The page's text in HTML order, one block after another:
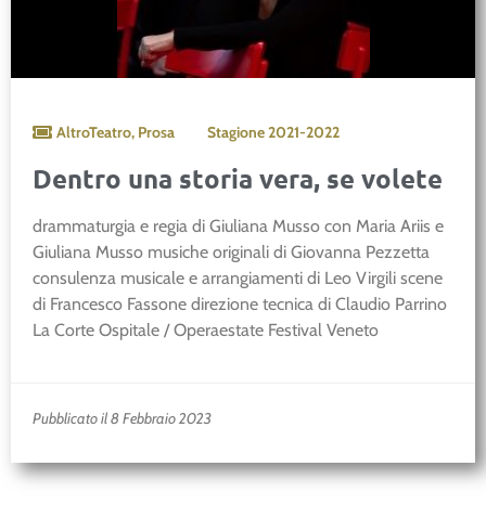
AltroTeatro, Prosa Stagione2021-2022
Dentro una storia vera, se volete
drammaturgia e regia di Giuliana Musso con Maria Ariis e
Giuliana Musso musiche originali di Giovanna Pezzetta
consulenza musicale e arrangiamenti di Leo Virgili scene
di Francesco Fassone direzione tecnica di Claudio Parrino
La Corte Ospitale / Operaestate Festival Veneto
Pubblicato il 8 Febbraio 2023